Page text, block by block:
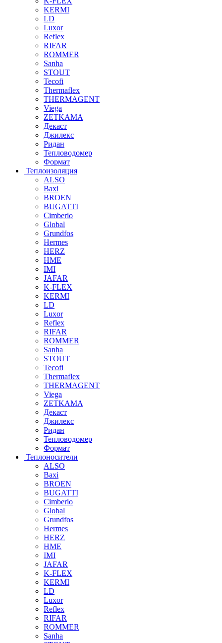
KERMI
LD
Luxor
Reflex
RIFAR
ROMMER
Sanha
STOUT
Tecofi
Thermaflex
THERMAGENT
Viega
ZETKAMA
Декаст
Джилекс
Ридан
Тепловодомер
Формат
Теплоизоляция
ALSO
Baxi
BROEN
BUGATTI
Cimberio
Global
Grundfos
Hermes
HERZ
HME
IMI
JAFAR
K-FLEX
KERMI
LD
Luxor
Reflex
RIFAR
ROMMER
Sanha
STOUT
Tecofi
Thermaflex
THERMAGENT
Viega
ZETKAMA
Декаст
Джилекс
Ридан
Тепловодомер
Формат
Теплоносители
ALSO
Baxi
BROEN
BUGATTI
Cimberio
Global
Grundfos
Hermes
HERZ
HME
IMI
JAFAR
K-FLEX
KERMI
LD
Luxor
Reflex
RIFAR
ROMMER
Sanha